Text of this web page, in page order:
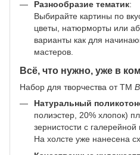
Разнообразие тематик:
Выбирайте картины по
цветы, натюрморты или
варианты как для
мастеров.
Всё, что нужно, уже в
Набор для творчества от ТМ
Натуральный
полиэстер, 20% хлопок)
зернистости с
На холсте уже нанесена